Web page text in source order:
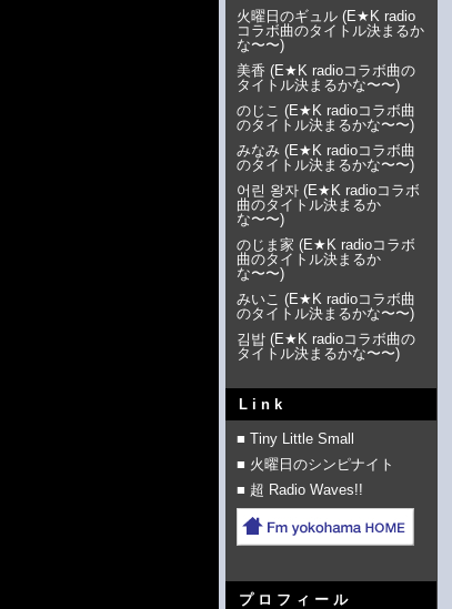
火曜日のギュル (E★K radio
コラボ曲のタイトル決まるか
な〜〜)
美香 (E★K radioコラボ曲の
タイトル決まるかな〜〜)
のじこ (E★K radioコラボ曲
のタイトル決まるかな〜〜)
みなみ (E★K radioコラボ曲
のタイトル決まるかな〜〜)
어린 왕자 (E★K radioコラボ
曲のタイトル決まるか
な〜〜)
のじま家 (E★K radioコラボ
曲のタイトル決まるか
な〜〜)
みいこ (E★K radioコラボ曲
のタイトル決まるかな〜〜)
김밥 (E★K radioコラボ曲の
タイトル決まるかな〜〜)
Link
■ Tiny Little Small
■ 火曜日のシンピナイト
■ 超 Radio Waves!!
プロフィール